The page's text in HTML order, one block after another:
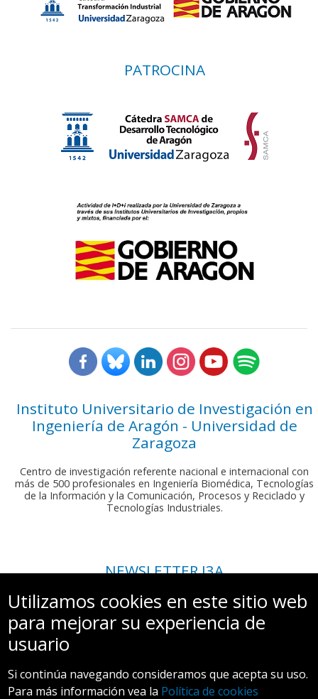
PATROCINA
Instituto Universitario de Investigación en
Ingeniería de Aragón - Universidad de
Zaragoza
Centro de investigación referente nacional e internacional con
más de 500 profesionales en Ingeniería Biomédica, Tecnologías
de la Información y la Comunicación, Procesos y Reciclado y
Tecnologías Industriales.
NEWSLETTER I3A
Si deseas recibir nuestro boletín mensual, envíanos un correo a:
comunicacion.i3a@unizar.es
Utilizamos cookies en este sitio web
para mejorar su experiencia de
usuario
Si continúa navegando consideramos que acepta su uso.
Para más información vea la Política de cookies